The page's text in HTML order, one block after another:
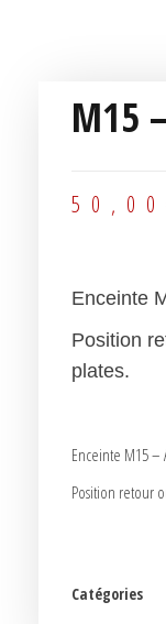
M15
50,00
Enceinte
Position
plates.
Enceinte M15 –
Position retour
Catégories